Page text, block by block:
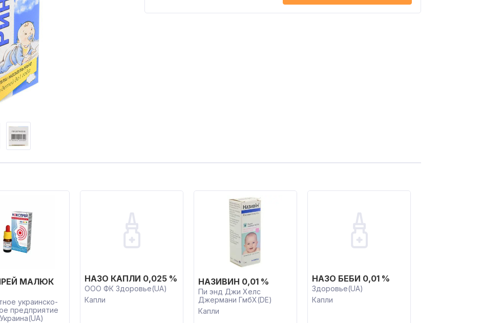
МАЛЮК
украинско-
предприятие
НАЗО КАПЛИ 0,025 %
ООО ФК Здоровье(UA)
Капли
НАЗИВИН 0,01 %
Пи энд Джи Хелс
Джермани ГмбХ(DE)
Капли
НАЗО БЕБИ 0,01 %
Здоровье(UA)
Капли